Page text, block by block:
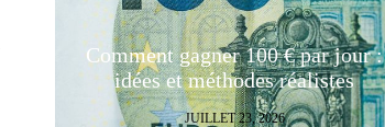
Comment gagner 100 € par jour :
idées et méthodes réalistes
JUILLET 23, 2026